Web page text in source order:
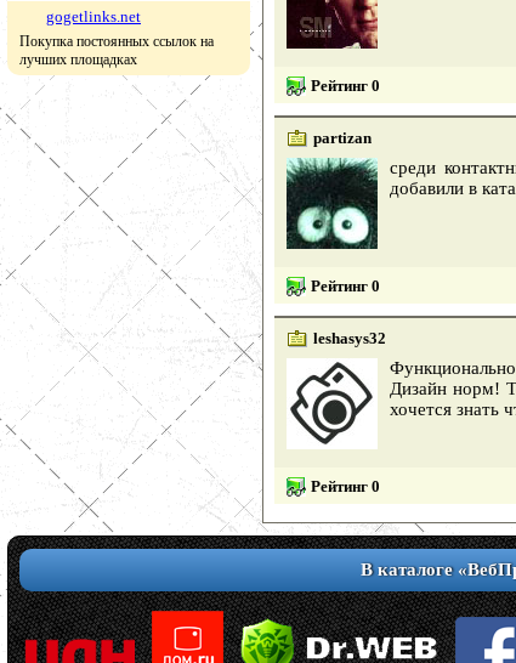
gogetlinks.net
Покупка постоянных ссылок на
лучших площадках
Рейтинг 0
partizan
среди
добавили в
Рейтинг 0
leshasys32
Дизайн норм!
хочется знать
Рейтинг 0
В каталоге